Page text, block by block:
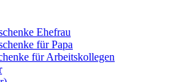
Ehefrau
für Papa
für Arbeitskollegen